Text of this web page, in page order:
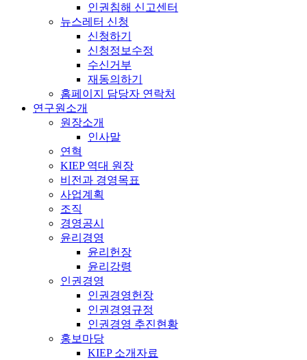
인권침해 신고센터
뉴스레터 신청
신청하기
신청정보수정
수신거부
재동의하기
홈페이지 담당자 연락처
연구원소개
원장소개
인사말
연혁
KIEP 역대 원장
비전과 경영목표
사업계획
조직
경영공시
윤리경영
윤리헌장
윤리강령
인권경영
인권경영헌장
인권경영규정
인권경영 추진현황
홍보마당
KIEP 소개자료